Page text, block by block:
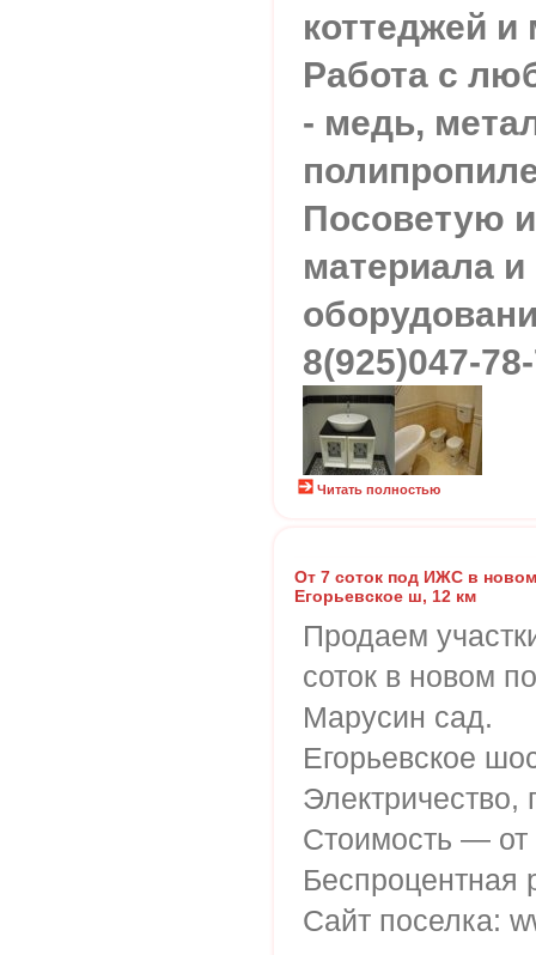
коттеджей и
Работа с
- медь,
Посоветую
материала и
8(925)047-
Читать полностью
От 7 соток под ИЖС в новом
Егорьевское ш, 12 км
Продаем
соток в новом
Марусин cад.
Егорьевское
Электричество,
Стоимость —
Беспроцентная
Сайт поселка: